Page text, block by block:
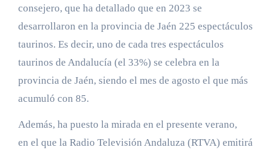
consejero, que ha detallado que en 2023 se
desarrollaron en la provincia de Jaén 225 espectáculos
taurinos. Es decir, uno de cada tres espectáculos
taurinos de Andalucía (el 33%) se celebra en la
provincia de Jaén, siendo el mes de agosto el que más
acumuló con 85.
Además, ha puesto la mirada en el presente verano,
en el que la Radio Televisión Andaluza (RTVA) emitirá